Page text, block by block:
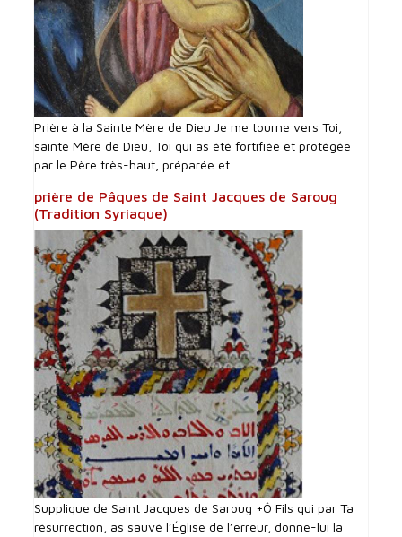
Prière à la Sainte Mère de Dieu Je me tourne vers Toi,
sainte Mère de Dieu, Toi qui as été fortifiée et protégée
par le Père très-haut, préparée et...
prière de Pâques de Saint Jacques de Saroug
(Tradition Syriaque)
Supplique de Saint Jacques de Saroug +Ô Fils qui par Ta
résurrection, as sauvé l’Église de l’erreur, donne-lui la